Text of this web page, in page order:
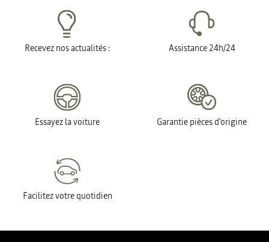
Recevez nos actualités : Assistance 24h/24
Essayez la voiture Garantie pièces d'origine
Facilitez votre quotidien